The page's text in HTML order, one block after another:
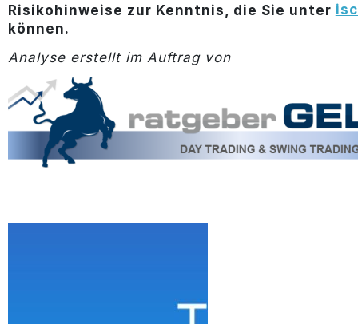
Risikohinweise zur Kenntnis, die Sie unter
können.
Analyse erstellt im Auftrag von